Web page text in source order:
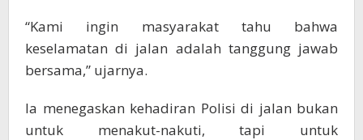
“Kami ingin masyarakat tahu bahwa
keselamatan di jalan adalah tanggung jawab
bersama,” ujarnya.
Ia menegaskan kehadiran Polisi di jalan bukan
untuk menakut-nakuti, tapi untuk